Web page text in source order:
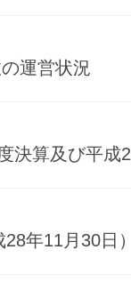
運営状況
決算及び平成
年11月30日